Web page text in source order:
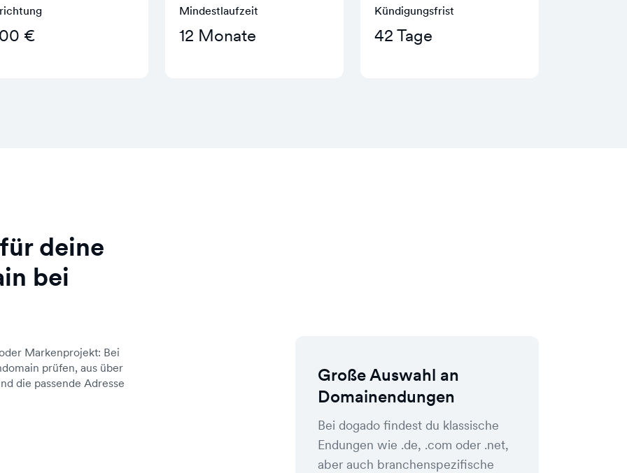
€
Mindestlaufzeit
12 Monate
Kündigungs­frist
42 Tage
deine
bei
Markenprojekt: Bei
prüfen, aus über
die passende Adresse
Große Auswahl an
Domainendungen
Bei dogado findest du klassische
Endungen wie .de, .com oder .net,
aber auch branchenspezifische